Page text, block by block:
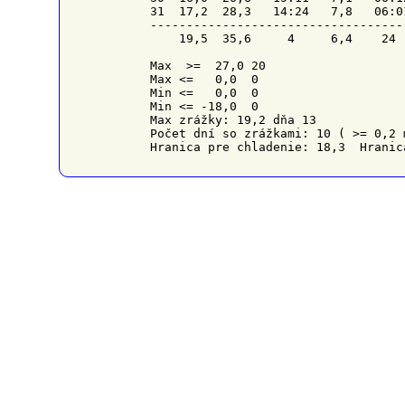
31  17,2  28,3   14:24   7,8
19,5  35,6     4     6,4    24
Max  >=  27,0 20
Max <=   0,0  0
Min <=   0,0  0
Min <= -18,0  0
Max zrážky: 19,2 dňa 13
Počet dní so zrážkami: 10 ( >= 0,2